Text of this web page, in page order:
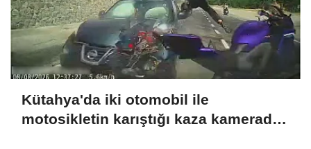
Kütahya'da iki otomobil ile
motosikletin karıştığı kaza kamerada: